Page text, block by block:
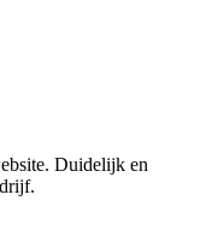
Duidelijk en